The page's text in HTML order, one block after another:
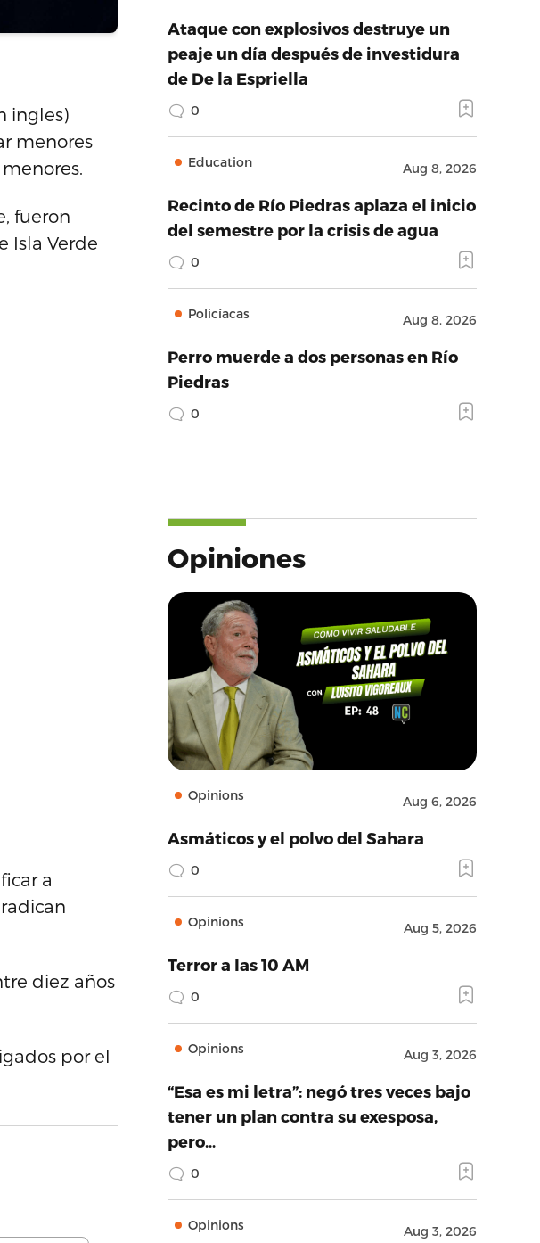
ingles)
menores
fueron
Isla Verde
a
diez años
por el
Ataque con explosivos destruye un
peaje un día después de investidura
de De la Espriella
0
Education Aug 8, 2026
Recinto de Río Piedras aplaza el inicio
del semestre por la crisis de agua
0
Policíacas Aug 8, 2026
Perro muerde a dos personas en Río
Piedras
0
Opiniones
Opinions Aug 6, 2026
Asmáticos y el polvo del Sahara
0
Opinions Aug 5, 2026
Terror a las 10 AM
0
Opinions Aug 3, 2026
“Esa es mi letra”: negó tres veces bajo
tener un plan contra su exesposa,
pero…
0
Opinions Aug 3, 2026